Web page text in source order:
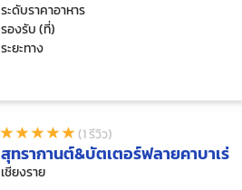
ระดับราคาอาหาร
รองรับ (ที่)
ระยะทาง
(1 รีวิว)
สุทรากานต์&บัตเตอร์ฟลายคาบาเร่
เชียงราย